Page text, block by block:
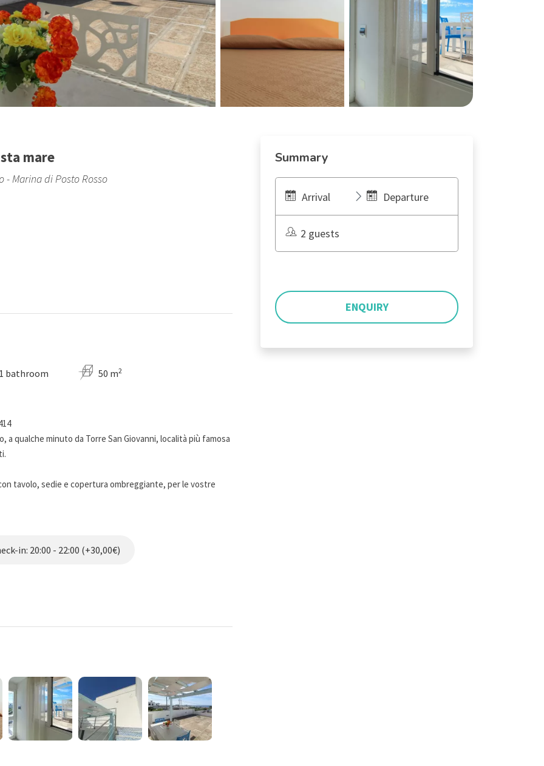
mare
- Marina di Posto Rosso
1 bathroom 50 m2
a qualche minuto da Torre San Giovanni, località più famosa
tavolo, sedie e copertura ombreggiante, per le vostre
di tutto il necessario per preparare i pasti in
con intrattenimento musicale dj, o più votate al
di non stressarsi con l'auto).
aggiuntivo.
pulizia e asciugacapelli.
in: 20:00 - 22:00 (+30,00€)
Summary
Arrival Departure
2 guests
ENQUIRY